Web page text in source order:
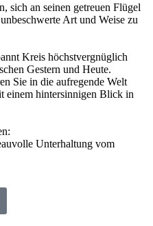
sich an seinen getreuen Flügel
Art und Weise zu
Kreis höchstvergnüglich
Gestern und Heute.
Sie in die aufregende Welt
einem hintersinnigen Blick in
Unterhaltung vom